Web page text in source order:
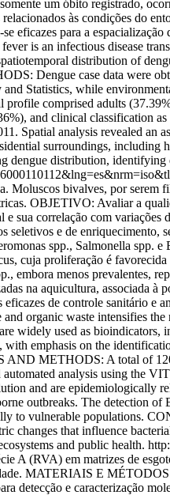
um óbito registrado,
às condições do
eficazes para a espacialização
is an infectious disease
distribution of
Dengue case data were
Statistics, while
comprised adults
and clinical classification as
Spatial analysis revealed an
surroundings, including
dengue distribution, identifying
bivalves, por serem
OBJETIVO: Avaliar a
sua correlação com variações
e de enriquecimento,
spp., Salmonella spp. e
cuja proliferação é favorecida
embora menos prevalentes,
na aquicultura, associada à
de controle sanitário e
organic waste intensifies
widely used as bioindicators,
emphasis on the
AND METHODS: A total of
analysis using the
and are epidemiologically
outbreaks. The detection of
to vulnerable populations.
changes that influence
and public health.
A (RVA) em matrizes de
MATERIAIS E
detecção e caracterização